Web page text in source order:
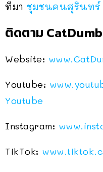
ที่มา ชุมชนคนสุรินทร์
ติดตาม
Website:
Youtube:
Youtube
Instagram:
TikTok: